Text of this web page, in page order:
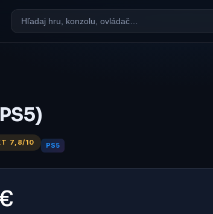
7,8/10 PS5